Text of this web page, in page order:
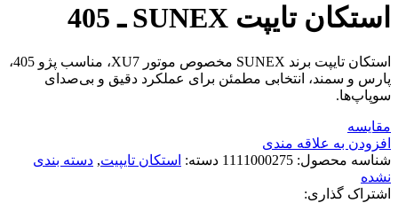
استكان تايپت SUNEX ـ 405
استکان تایپت برند SUNEX مخصوص موتور XU7، مناسب پژو 405،
پارس و سمند، انتخابی مطمئن برای عملکرد دقیق و بی‌صدای
سوپاپ‌ها.
مقایسه
افزودن به علاقه مندی
شناسه محصول: 1111000275 دسته: استکان تایپیت, دسته بندی
نشده
اشتراک گذاری: